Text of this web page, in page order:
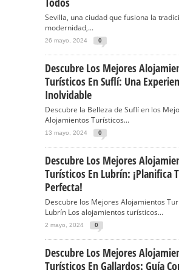
Sevilla, una ciudad que fusiona la
modernidad,...
26 mayo, 2024 0
Descubre Los Mejores
Turísticos En Suflí: Una
Inolvidable
Descubre la Belleza de Suflí en los
Alojamientos Turísticos...
13 mayo, 2024 0
Descubre Los Mejores
Turísticos En Lubrín: ¡Planifica
Perfecta!
Descubre los Mejores Alojamientos
Lubrín Los alojamientos turísticos...
2 mayo, 2024 0
Descubre Los Mejores
Turísticos En Gallardos: Guía